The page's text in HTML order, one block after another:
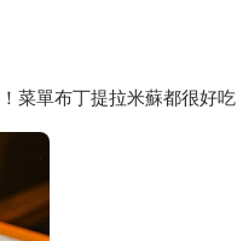
菜單布丁提拉米蘇都很好吃